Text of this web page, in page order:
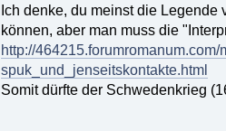
Ich denke, du meinst die
können, aber man muss die
http://
spuk_und_jenseitskontakte.html
Somit dürfte der Schwedenkrieg